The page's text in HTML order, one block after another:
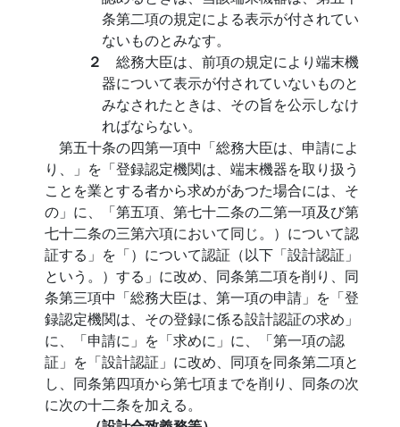
条第二項の規定による表示が付されてい
ないものとみなす。
２ 総務大臣は、前項の規定により端末機
器について表示が付されていないものと
みなされたときは、その旨を公示しなけ
ればならない。
第五十条の四第一項中「総務大臣は、申請によ
り、」を「登録認定機関は、端末機器を取り扱う
ことを業とする者から求めがあつた場合には、そ
の」に、「第五項、第七十二条の二第一項及び第
七十二条の三第六項において同じ。）について認
証する」を「）について認証（以下「設計認証」
という。）する」に改め、同条第二項を削り、同
条第三項中「総務大臣は、第一項の申請」を「登
録認定機関は、その登録に係る設計認証の求め」
に、「申請に」を「求めに」に、「第一項の認
証」を「設計認証」に改め、同項を同条第二項と
し、同条第四項から第七項までを削り、同条の次
に次の十二条を加える。